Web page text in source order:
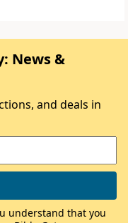
News &
and deals in
understand that you